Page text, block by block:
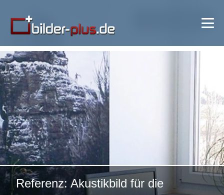
Referenz: Akustikbild für die
🔍 Bild vergrößern